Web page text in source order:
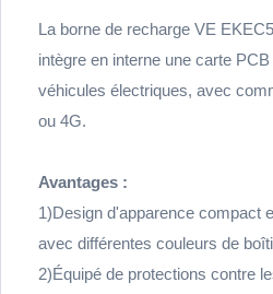
La borne de recharge VE
intègre en interne une carte
véhicules électriques, avec
ou 4G.
Avantages :
1)Design d'apparence compact
avec différentes couleurs de
2)Équipé de protections contre